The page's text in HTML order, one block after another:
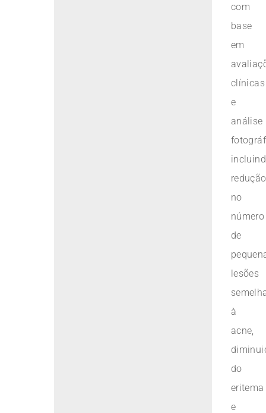
com
base
em
clínicas
e
análise
redução
no
número
de
lesões
à
acne,
do
eritema
e